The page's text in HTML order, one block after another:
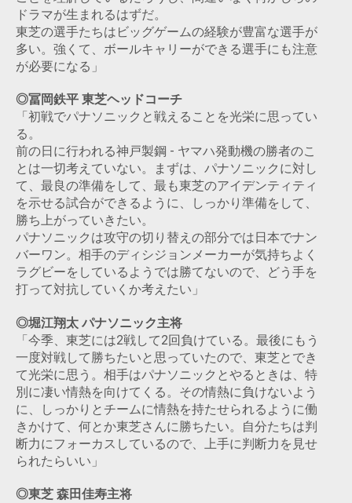
ドラマが生まれるはずだ。
東芝の選手たちはビッグゲームの経験が豊富な選手が
多い。強くて、ボールキャリーができる選手にも注意
が必要になる」
◎冨岡鉄平 東芝ヘッドコーチ
「初戦でパナソニックと戦えることを光栄に思ってい
る。
前の日に行われる神戸製鋼 - ヤマハ発動機の勝者のこ
とは一切考えていない。まずは、パナソニックに対し
て、最良の準備をして、最も東芝のアイデンティティ
を示せる試合ができるように、しっかり準備をして、
勝ち上がっていきたい。
パナソニックは攻守の切り替えの部分では日本でナン
バーワン。相手のディシジョンメーカーが気持ちよく
ラグビーをしているようでは勝てないので、どう手を
打って対抗していくか考えたい」
◎堀江翔太 パナソニック主将
「今季、東芝には2戦して2回負けている。最後にもう
一度対戦して勝ちたいと思っていたので、東芝とでき
て光栄に思う。相手はパナソニックとやるときは、特
別に凄い情熱を向けてくる。その情熱に負けないよう
に、しっかりとチームに情熱を持たせられるように働
きかけて、何とか東芝さんに勝ちたい。自分たちは判
断力にフォーカスしているので、上手に判断力を見せ
られたらいい」
◎東芝 森田佳寿主将